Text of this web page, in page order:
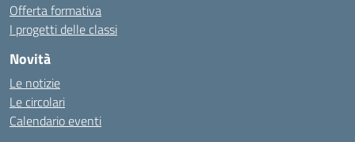
Offerta formativa
I progetti delle classi
Novità
Le notizie
Le circolari
Calendario eventi